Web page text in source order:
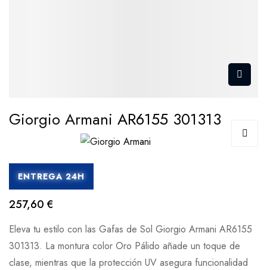
Giorgio Armani AR6155 301313
ENTREGA 24H
257,60 €
Eleva tu estilo con las Gafas de Sol Giorgio Armani AR6155
301313. La montura color Oro Pálido añade un toque de
clase, mientras que la protección UV asegura funcionalidad